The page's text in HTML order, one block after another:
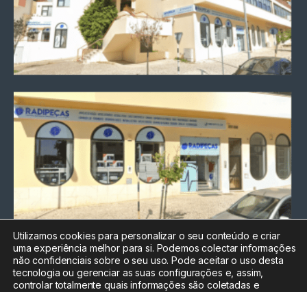
Chamada para a rede fixa
nacional
Electrónica:212
Utilizamos cookies para personalizar o seu conteúdo e criar
uma experiência melhor para si. Podemos colectar informações
não confidenciais sobre o seu uso. Pode aceitar o uso desta
tecnologia ou gerenciar as suas configurações e, assim,
controlar totalmente quais informações são coletadas e